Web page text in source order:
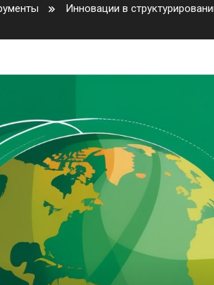
Инновации в